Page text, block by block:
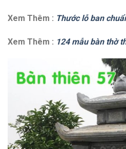
Xem Thêm : Thước lỗ ban
Xem Thêm : 124 mẫu bàn thờ